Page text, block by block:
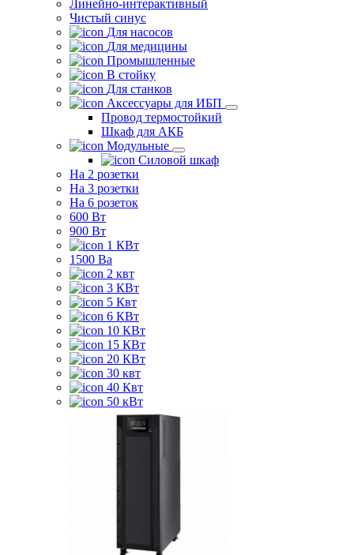
Линейно-интерактивный
Чистый синус
Для насосов
Для медицины
Промышленные
В стойку
Для станков
Аксессуары для ИБП
Провод термостойкий
Шкаф для АКБ
Модульные
Силовой шкаф
На 2 розетки
На 3 розетки
На 6 розеток
600 Вт
900 Вт
1 КВт
1500 Ва
2 квт
3 КВт
5 Квт
6 КВт
10 КВт
15 КВт
20 КВт
30 квт
40 Квт
50 кВт